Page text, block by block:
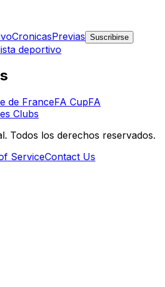
CronicasPrevias Suscribirse
deportivo
de FranceFA CupFA
Clubs
Todos los derechos reservados.
ServiceContact Us